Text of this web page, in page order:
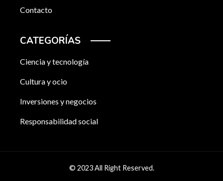
Contacto
CATEGORÍAS
Ciencia y tecnología
Cultura y ocio
Inversiones y negocios
Responsabilidad social
© 2023 All Right Reserved.